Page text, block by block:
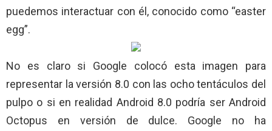
puedemos interactuar con él, conocido como “easter
egg”.
No es claro si Google colocó esta imagen para
representar la versión 8.0 con las ocho tentáculos del
pulpo o si en realidad Android 8.0 podría ser Android
Octopus en versión de dulce. Google no ha